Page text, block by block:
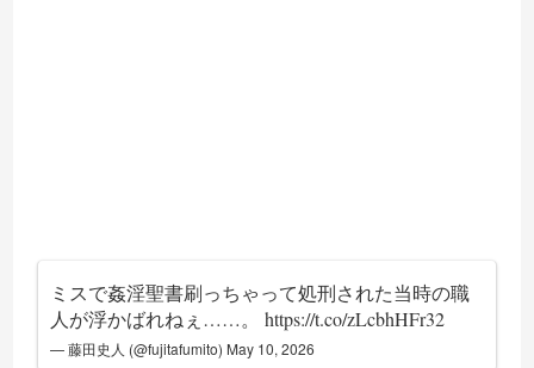
ミスで姦淫聖書刷っちゃって処刑された当時の職
人が浮かばれねぇ……。https://t.co/zLcbhHFr32
— 藤田史人 (@fujitafumito) May 10, 2026